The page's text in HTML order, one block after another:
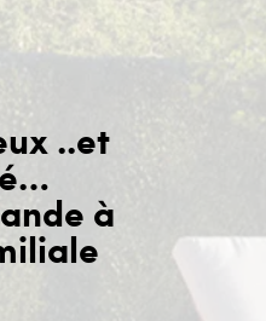
..et
à